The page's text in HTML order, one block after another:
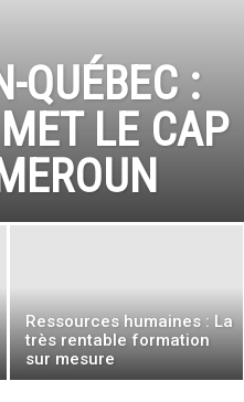
QUÉBEC :
LE CAP
Ressources humaines : La
très rentable formation
sur mesure